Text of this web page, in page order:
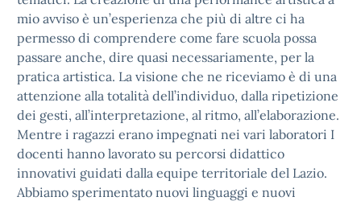
mio avviso è un’esperienza che più di altre ci ha
permesso di comprendere come fare scuola possa
passare anche, dire quasi necessariamente, per la
pratica artistica. La visione che ne riceviamo è di una
attenzione alla totalità dell’individuo, dalla ripetizione
dei gesti, all’interpretazione, al ritmo, all’elaborazione.
Mentre i ragazzi erano impegnati nei vari laboratori I
docenti hanno lavorato su percorsi didattico
innovativi guidati dalla equipe territoriale del Lazio.
Abbiamo sperimentato nuovi linguaggi e nuovi